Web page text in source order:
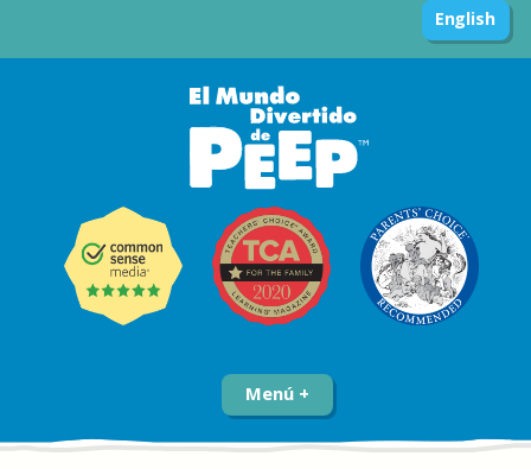
English
Menú